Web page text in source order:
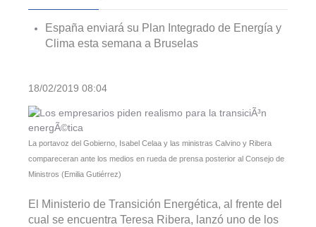
España enviará su Plan Integrado de Energía y
Clima esta semana a Bruselas
18/02/2019 08:04
La portavoz del Gobierno, Isabel Celaa y las ministras Calvino y Ribera
compareceran ante los medios en rueda de prensa posterior al Consejo de
Ministros (Emilia Gutiérrez)
El Ministerio de Transición Energética, al frente del
cual se encuentra Teresa Ribera, lanzó uno de los